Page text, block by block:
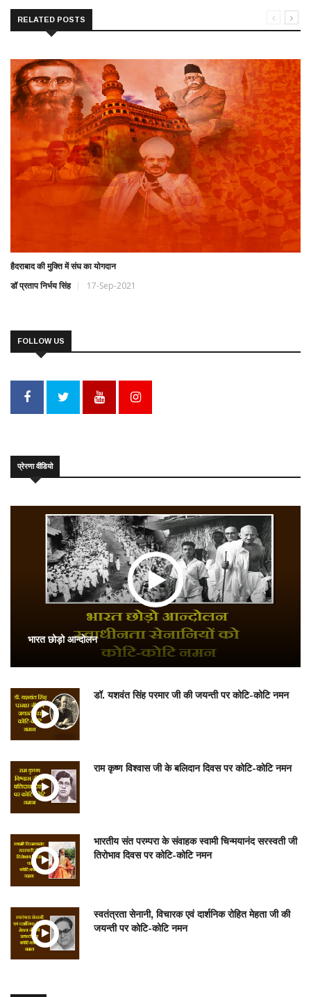
RELATED POSTS
हैदराबाद की मुक्ति में संघ का योगदान
डॉ प्रताप निर्भय सिंह 17-Sep-2021
FOLLOW US
प्रेरणा वीडियो
भारत छोड़ो आन्दोलन
डॉ. यशवंत सिंह परमार जी की जयन्ती पर कोटि-कोटि नमन
राम कृष्ण विश्वास जी के बलिदान दिवस पर कोटि-कोटि नमन
भारतीय संत परम्परा के संवाहक स्वामी चिन्मयानंद सरस्वती जी
तिरोभाव दिवस पर कोटि-कोटि नमन
स्वतंत्रता सेनानी, विचारक एवं दार्शनिक रोहित मेहता जी की
जयन्ती पर कोटि-कोटि नमन